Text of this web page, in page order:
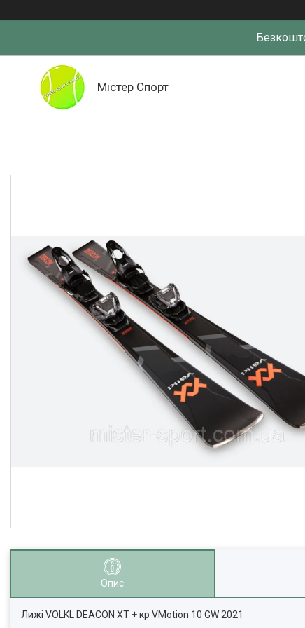
Містер Спорт
Опис
Лижі VOLKL DEACON XT + кр VMotion 10 GW 2021